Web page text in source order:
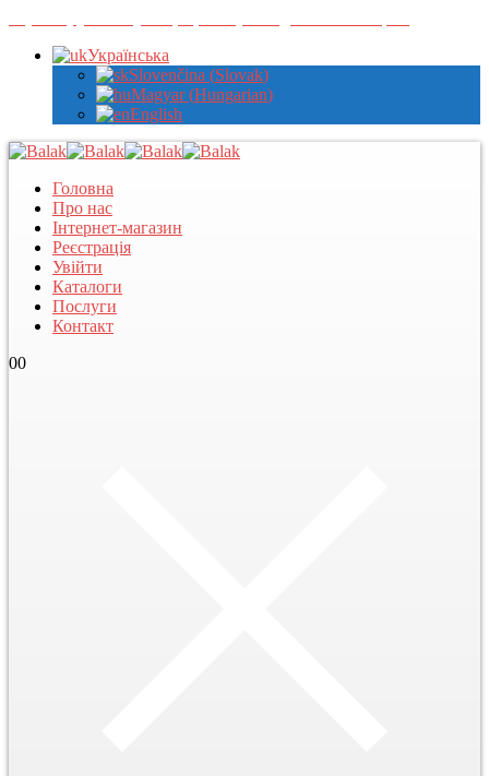
Українська
Slovenčina (Slovak)
Magyar (Hungarian)
English
Головна
Про нас
Інтернет-магазин
Реєстрація
Увійти
Каталоги
Послуги
Контакт
00